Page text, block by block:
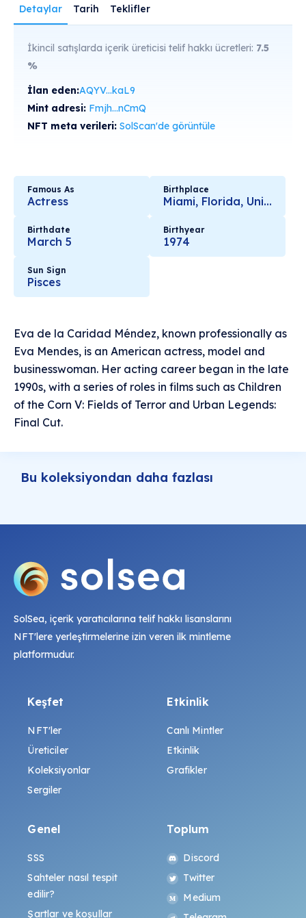
Detaylar Tarih Teklifler
İkincil satışlarda içerik üreticisi telif hakkı ücretleri: 7.5
%
İlan eden:AQYV...kaL9
Mint adresi: Fmjh...nCmQ
NFT meta verileri: SolScan'de görüntüle
Famous As
Actress
Birthplace
Miami, Florida, United States
Birthdate
March 5
Birthyear
1974
Sun Sign
Pisces
Eva de la Caridad Méndez, known professionally as
Eva Mendes, is an American actress, model and
businesswoman. Her acting career began in the late
1990s, with a series of roles in films such as Children
of the Corn V: Fields of Terror and Urban Legends:
Final Cut.
Bu koleksiyondan daha fazlası
SolSea, içerik yaratıcılarına telif hakkı lisanslarını
NFT'lere yerleştirmelerine izin veren ilk mintleme
platformudur.
Keşfet
NFT'ler
Üreticiler
Koleksiyonlar
Sergiler
Etkinlik
Canlı Mintler
Etkinlik
Grafikler
Genel
SSS
Sahteler nasıl tespit
edilir?
Şartlar ve koşullar
Toplum
Discord
Twitter
Medium